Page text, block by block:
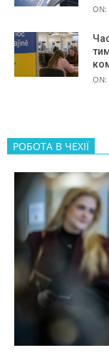
ON:
ON:
РОБОТА В ЧЕХІЇ